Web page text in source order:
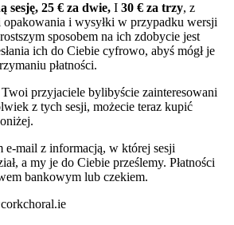
sesję, 25 € za dwie, I 30 € za trzy, z
i wysyłki w przypadku wersji
sposobem na ich zdobycie jest
ich do Ciebie cyfrowo, abyś mógł je
płatności.
przyjaciele bylibyście zainteresowani
z tych sesji, możecie teraz kupić
e-mail z informacją, w której sesji
a my je do Ciebie prześlemy. Płatności
bankowym lub czekiem.